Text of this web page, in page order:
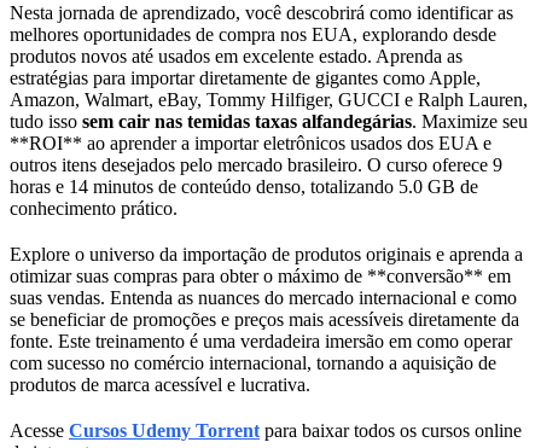
Nesta jornada de aprendizado, você descobrirá como identificar as
melhores oportunidades de compra nos EUA, explorando desde
produtos novos até usados em excelente estado. Aprenda as
estratégias para importar diretamente de gigantes como Apple,
Amazon, Walmart, eBay, Tommy Hilfiger, GUCCI e Ralph Lauren,
tudo isso sem cair nas temidas taxas alfandegárias. Maximize seu
**ROI** ao aprender a importar eletrônicos usados dos EUA e
outros itens desejados pelo mercado brasileiro. O curso oferece 9
horas e 14 minutos de conteúdo denso, totalizando 5.0 GB de
conhecimento prático.
Explore o universo da importação de produtos originais e aprenda a
otimizar suas compras para obter o máximo de **conversão** em
suas vendas. Entenda as nuances do mercado internacional e como
se beneficiar de promoções e preços mais acessíveis diretamente da
fonte. Este treinamento é uma verdadeira imersão em como operar
com sucesso no comércio internacional, tornando a aquisição de
produtos de marca acessível e lucrativa.
Acesse Cursos Udemy Torrent para baixar todos os cursos online